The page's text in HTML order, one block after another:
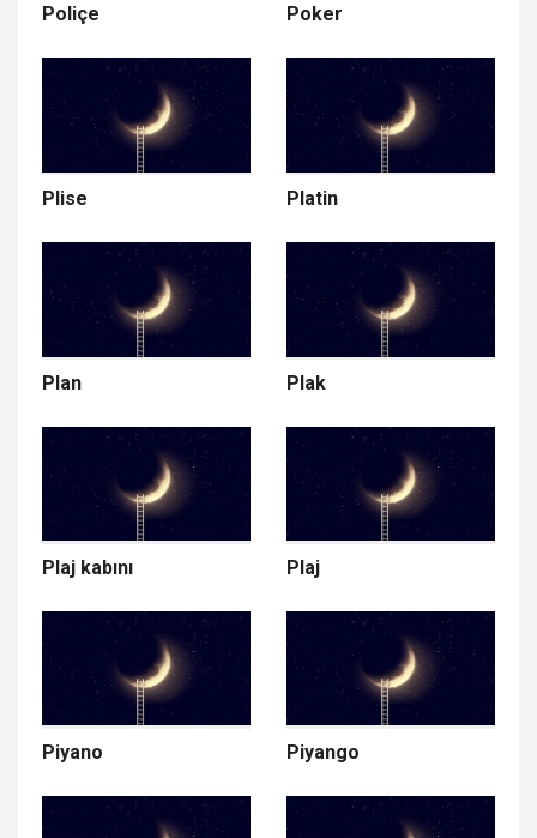
Poliçe Poker
Plise Platin
Plan Plak
Plaj kabını Plaj
Piyano Piyango